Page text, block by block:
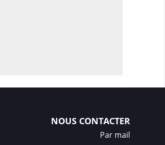
NOUS CONTACTER
Par mail